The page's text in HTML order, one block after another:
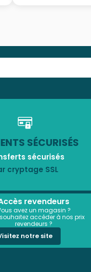
SÉCURISÉS
sécurisés
cryptage SSL
revendeurs
avez un magasin ?
accéder à nos prix
revendeurs ?
notre site